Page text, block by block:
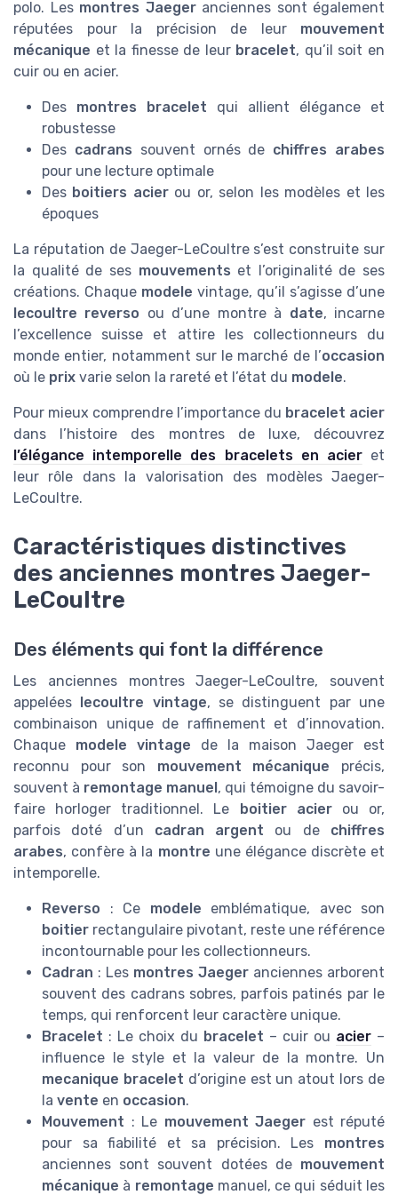
polo. Les montres Jaegeranciennes sont également
réputées pour la précision de leur mouvement
mécanique et la finesse de leur bracelet, qu’il soit en
cuir ou en acier.
Des montres bracelet qui allient élégance et
robustesse
Des cadrans souvent ornés de chiffres arabes
pour une lecture optimale
Des boitiers acierou or, selon les modèles et les
époques
La réputation de Jaeger-LeCoultre s’est construite sur
la qualité de ses mouvements et l’originalité de ses
créations. Chaque modele vintage, qu’il s’agisse d’une
lecoultre reverso ou d’une montre à date, incarne
l’excellence suisse et attire les collectionneurs du
monde entier, notamment sur le marché de l’occasion
où le prix varie selon la rareté et l’état du modele.
Pour mieux comprendre l’importance du bracelet acier
dans l’histoire des montres de luxe, découvrez
l’élégance intemporelle des bracelets en acieret
leur rôle dans la valorisation des modèles Jaeger-
LeCoultre.
Caractéristiques distinctives
des anciennes montres Jaeger-
LeCoultre
Des éléments qui font la différence
Les anciennes montres Jaeger-LeCoultre, souvent
appelées lecoultre vintage, se distinguent par une
combinaison unique de raffinement et d’innovation.
Chaque modele vintage de la maison Jaeger est
reconnu pour son mouvement mécanique précis,
souvent à remontage manuel, qui témoigne du savoir-
faire horloger traditionnel. Le boitier acierou or,
parfois doté d’un cadran argent ou de chiffres
arabes, confère à la montre une élégance discrète et
intemporelle.
Reverso : Ce modele emblématique, avec son
boitier rectangulaire pivotant, reste une référence
incontournable pour les collectionneurs.
Cadran : Les montres Jaeger anciennes arborent
souvent des cadrans sobres, parfois patinés par le
temps, qui renforcent leur caractère unique.
Bracelet : Le choix du bracelet – cuir ou acier –
influence le style et la valeur de la montre. Un
mecanique bracelet d’origine est un atout lors de
la vente en occasion.
Mouvement : Le mouvement Jaeger est réputé
pour sa fiabilité et sa précision. Les montres
anciennes sont souvent dotées de mouvement
mécanique à remontage manuel, ce qui séduit les